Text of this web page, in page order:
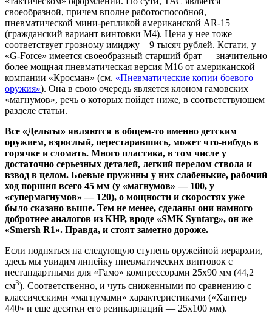
своеобразной, причем вполне работоспособной,
пневматической мини-репликой американской AR-15
(гражданский вариант винтовки М4). Цена у нее тоже
соответствует грозному имиджу – 9 тысяч рублей. Кстати, у
«G-Force» имеется своеобразный старший брат — значительно
более мощная пневматическая версия М16 от американской
компании «Кросман» (см. «Пневматические копии боевого
оружия»). Она в свою очередь является клоном гамовских
«магнумов», речь о которых пойдет ниже, в соответствующем
разделе статьи.
Все «Дельты» являются в общем-то именно детским
оружием, взрослый, перестаравшись, может что-нибудь в
горячке и сломать. Много пластика, в том числе у
достаточно серьезных деталей, легкий перелом ствола и
взвод в целом. Боевые пружины у них слабенькие, рабочий
ход поршня всего 45 мм (у «магнумов» — 100, у
«супермагнумов» — 120), о мощности и скоростях уже
было сказано выше. Тем не менее, сделаны они намного
добротнее аналогов из КНР, вроде «SMKSyntarg», он же
«Smersh R1». Правда, и стоят заметно дороже.
Если подняться на следующую ступень оружейной иерархии,
здесь мы увидим линейку пневматических винтовок с
нестандартными для «Гамо» компрессорами 25х90 мм (44,2
см3). Соответственно, и чуть сниженными по сравнению с
классическими «магнумами» характеристиками («Хантер
440» и еще десятки его реинкарнаций — 25х100 мм).